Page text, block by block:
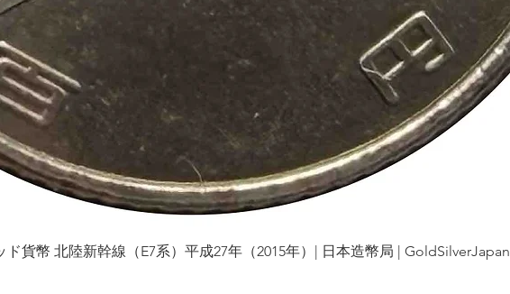
Schnellansicht
貨幣 北陸新幹線（E7系）平成27年（2015年）| 日本造幣局 | GoldSilverJapan